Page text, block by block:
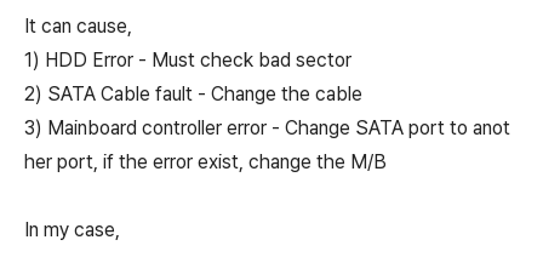
It can cause,
1) HDD Error - Must check bad sector
2) SATA Cable fault - Change the cable
3) Mainboard controller error - Change SATA port to anot
her port, if the error exist, change the M/B
In my case,